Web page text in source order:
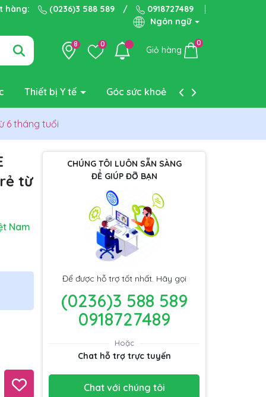
hàng: (0236)3 588 589 /
0918727489
Ngôn ngữ
8 0
Giỏ hàng
0
Thiết bị Y tế Góc sức khoẻ Liên hệ
6 tháng tuổi
từ
Nam
CHÚNG TÔI LUÔN SẴN SÀNG
ĐỂ GIÚP ĐỠ BẠN
Để được hỗ trợ tốt nhất. Hãy gọi
(0236)3 588 589
0918727489
Hoặc
Chat hỗ trợ trực tuyến
Chat với chúng tôi